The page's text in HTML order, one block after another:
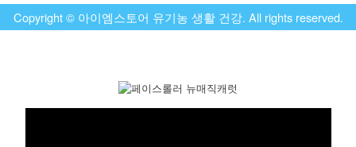
Copyright © 아이엠스토어 유기농 생활 건강. All rights reserved.